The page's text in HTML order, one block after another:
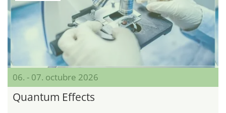
06. - 07. octubre 2026
Quantum Effects